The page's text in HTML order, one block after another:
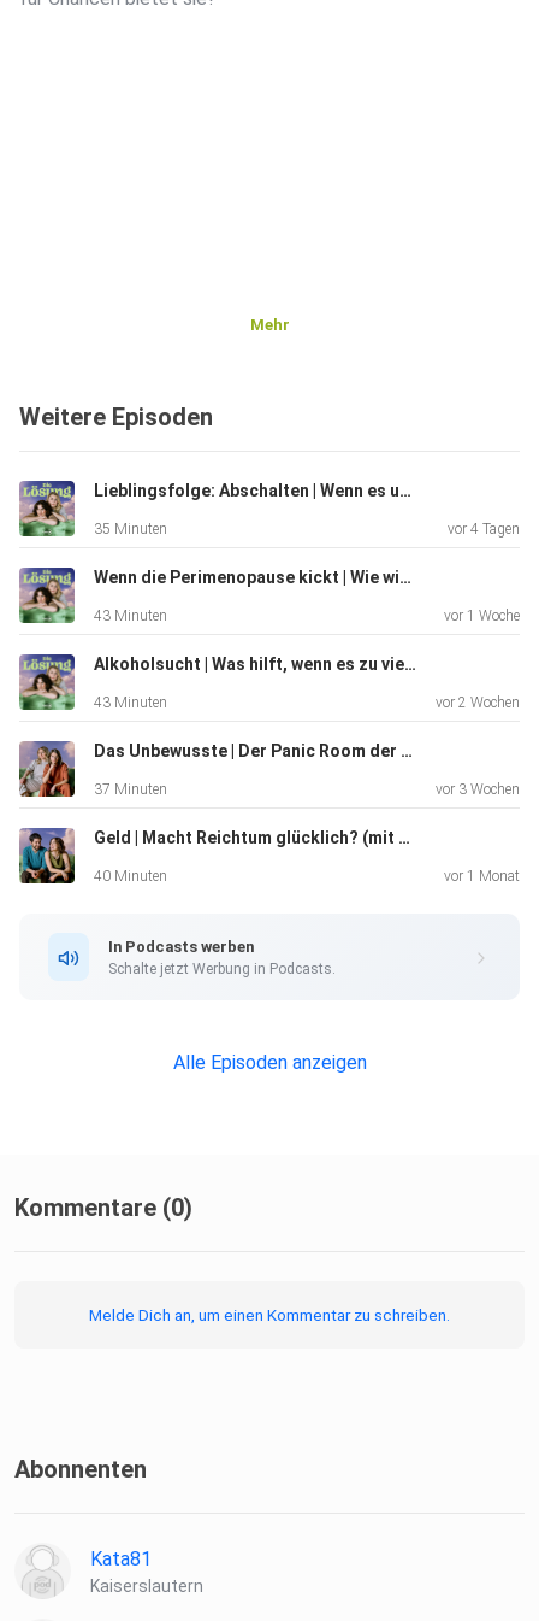
Mehr
Weitere Episoden
Lieblingsfolge: Abschalten | Wenn es uns schwerfällt, zu entspannen
35 Minuten vor 4 Tagen
Wenn die Perimenopause kickt | Wie wir psychisch stabil durch den Wechsel komme
43 Minuten vor 1 Woche
Alkoholsucht | Was hilft, wenn es zu viel wird
43 Minuten vor 2 Wochen
Das Unbewusste | Der Panic Room der Psyche (Livefolge vom SZ Mind Pop Festival)
37 Minuten vor 3 Wochen
Geld | Macht Reichtum glücklich? (mit Sebastian Klein)
40 Minuten vor 1 Monat
In Podcasts werben
Schalte jetzt Werbung in Podcasts.
Alle Episoden anzeigen
Kommentare (0)
Melde Dich an, um einen Kommentar zu schreiben.
Abonnenten
Kata81
Kaiserslautern